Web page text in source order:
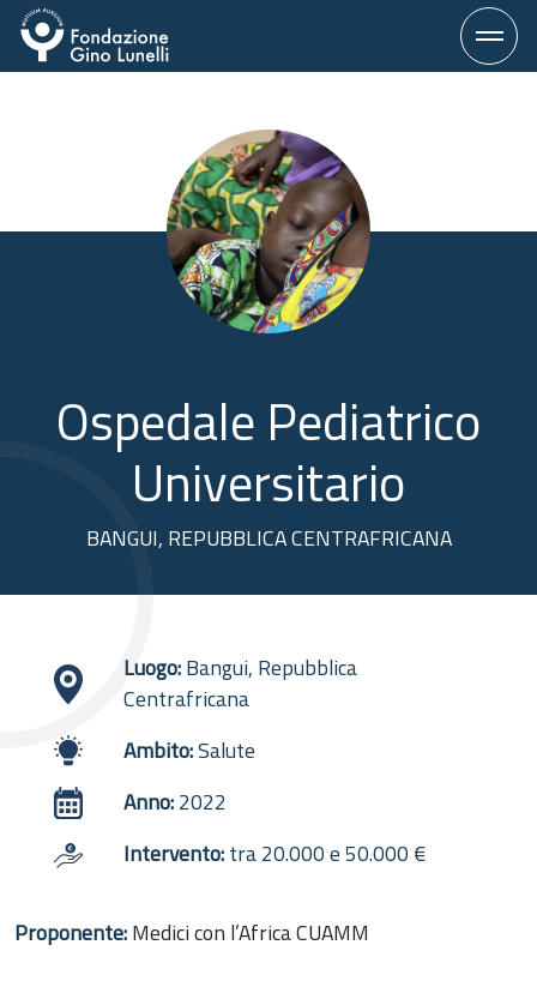
contenuto
Ospedale Pediatrico
Universitario
BANGUI, REPUBBLICA CENTRAFRICANA
Proponente:Medici con l’Africa CUAMM
Luogo:Bangui, Repubblica
Centrafricana
Ambito:Salute
Anno:2022
Intervento:tra 20.000 e 50.000 €